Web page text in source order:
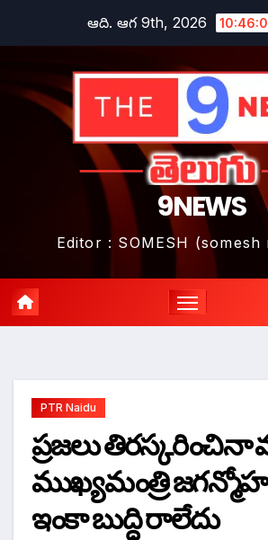
ఆది. ఆగ 9th, 2026
9NEWS
Editor : SOMESH
PTR Naidu
ప్రజలు
ముఖ్యమంత్రి
ఇంకా బుద్ధి రాలేదు